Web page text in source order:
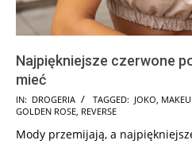
Najpiękniejsze czerwone
mieć
2025-
07-
29
IN: DROGERIA TAGGED: JOKO
GOLDEN ROSE REVERSE
Mody przemijają, a